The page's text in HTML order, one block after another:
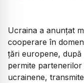
Ucraina a anunțat
cooperare în
țări europene, după
permite
ucrainene,